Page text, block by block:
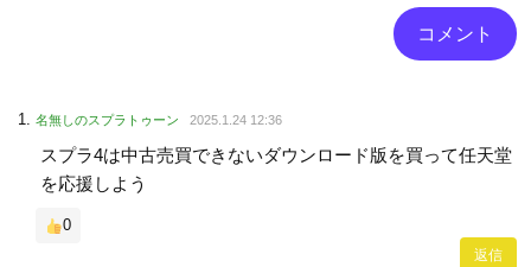
名無しのスプラトゥーン 2025.1.24 12:36
スプラ4は中古売買できないダウンロード版を買って任天堂
を応援しよう
0
返信